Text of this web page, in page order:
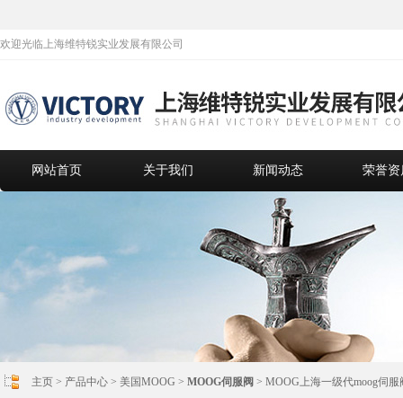
欢迎光临上海维特锐实业发展有限公司
网站首页 关于我们 新闻动态 荣誉资
主页 > 产品中心 > 美国MOOG > MOOG伺服阀 > MOOG上海一级代moog伺